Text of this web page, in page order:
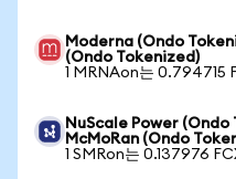
Moderna (Ondo
(Ondo Tokenized)
1 MRNAon는 0.794715
NuScale Power
McMoRan (Ondo
1 SMRon는 0.137976